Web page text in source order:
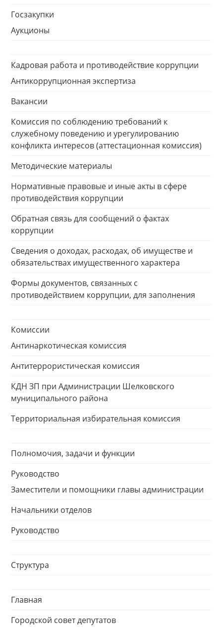
Госзакупки
Аукционы
Кадровая работа и противодействие коррупции
Антикоррупционная экспертиза
Вакансии
Комиссия по соблюдению требований к
служебному поведению и урегулированию
конфликта интересов (аттестационная комиссия)
Методические материалы
Нормативные правовые и иные акты в сфере
противодействия коррупции
Обратная связь для сообщений о фактах
коррупции
Сведения о доходах, расходах, об имуществе и
обязательствах имущественного характера
Формы документов, связанных с
противодействием коррупции, для заполнения
Комиссии
Антинаркотическая комиссия
Антитеррористическая комиссия
КДН ЗП при Администрации Шелковского
муниципального района
Территориальная избирательная комиссия
Полномочия, задачи и функции
Руководство
Заместители и помощники главы администрации
Начальники отделов
Руководство
Структура
Главная
Городской совет депутатов